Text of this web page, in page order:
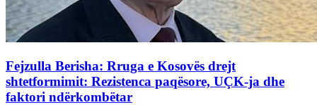
Fejzulla Berisha: Rruga e Kosovës drejt
shtetformimit: Rezistenca paqësore, UÇK-ja dhe
faktori ndërkombëtar